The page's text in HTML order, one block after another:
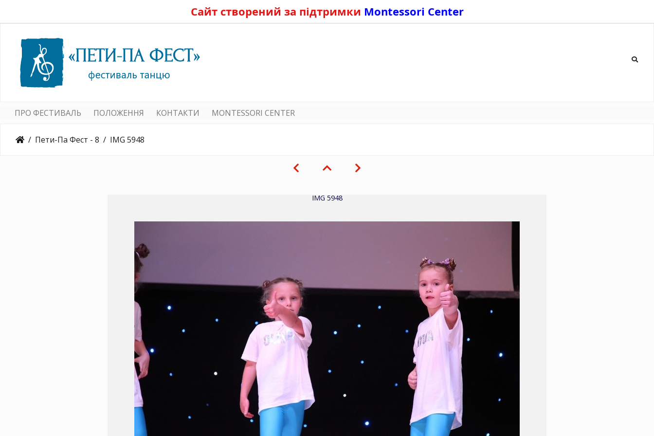
Сайт створений за підтримки Montessori Center
ПРО ФЕСТИВАЛЬ ПОЛОЖЕННЯ КОНТАКТИ MONTESSORI CENTER
Пети-Па Фест - 8 IMG 5948
IMG 5948